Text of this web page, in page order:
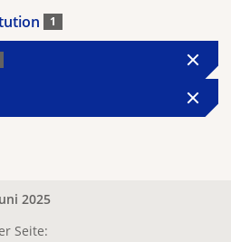
1
2025
Seite: